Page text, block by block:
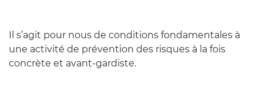
Il s’agit pour nous de conditions fondamentales à
une activité de prévention des risques à la fois
concrète et avant-gardiste.